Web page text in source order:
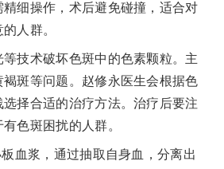
细操作，术后避免碰撞，适合对
人群。
技术破坏色斑中的色素颗粒。主
斑等问题。赵修永医生会根据色
择合适的治疗方法。治疗后要注
色斑困扰的人群。
血浆，通过抽取自身血，分离出